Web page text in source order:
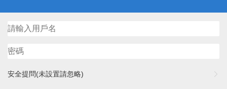
安全提問(未設置請忽略)